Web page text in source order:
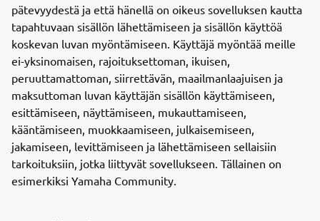
pätevyydestä ja että hänellä on oikeus sovelluksen kautta
tapahtuvaan sisällön lähettämiseen ja sisällön käyttöä
koskevan luvan myöntämiseen. Käyttäjä myöntää meille
ei-yksinomaisen, rajoituksettoman, ikuisen,
peruuttamattoman, siirrettävän, maailmanlaajuisen ja
maksuttoman luvan käyttäjän sisällön käyttämiseen,
esittämiseen, näyttämiseen, mukauttamiseen,
kääntämiseen, muokkaamiseen, julkaisemiseen,
jakamiseen, levittämiseen ja lähettämiseen sellaisiin
tarkoituksiin, jotka liittyvät sovellukseen. Tällainen on
esimerkiksi Yamaha Community.